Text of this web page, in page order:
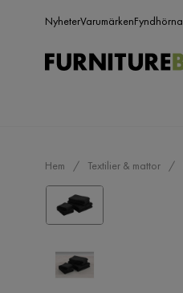
NyheterVarumärkenFyndhörna
Hem Textilier & mattor